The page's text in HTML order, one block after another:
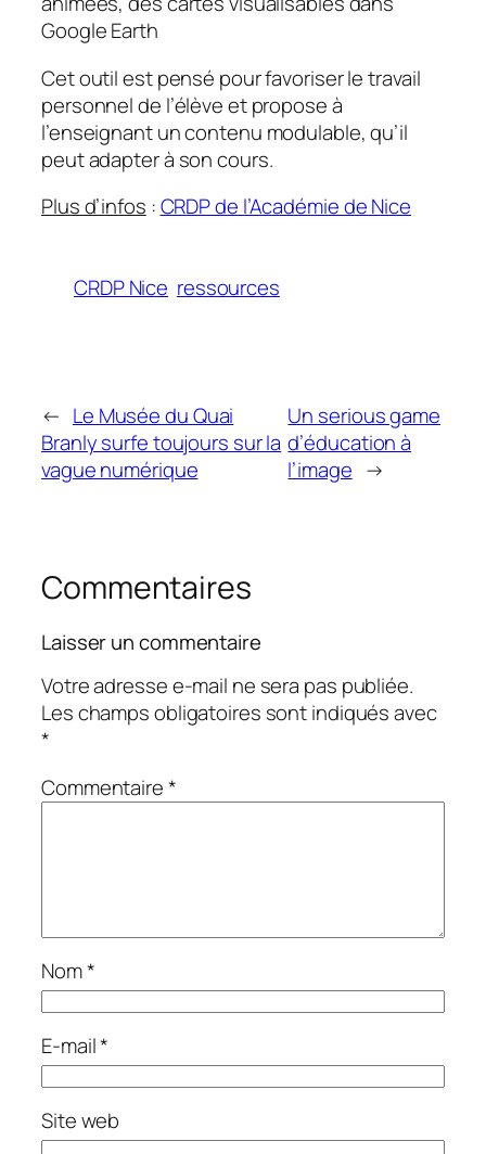
Google Earth
Cet outil est pensé pour favoriser le travail
personnel de l’élève et propose à
l’enseignant un contenu modulable, qu’il
peut adapter à son cours.
Plus d’infos :CRDP de l’Académie de Nice
CRDP Nice ressources
← Le Musée du Quai
Branly surfe toujours sur la
vague numérique
Un serious game
d’éducation à
l’image →
Commentaires
Laisser un commentaire
Votre adresse e-mail ne sera pas publiée.
Les champs obligatoires sont indiqués avec
*
Commentaire*
Nom*
E-mail*
Site web